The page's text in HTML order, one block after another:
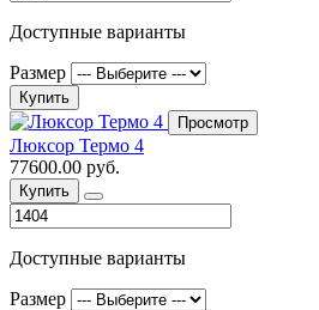
Доступные варианты
Размер
Купить
Просмотр
Люксор Термо 4
77600.00 руб.
Купить
Доступные варианты
Размер